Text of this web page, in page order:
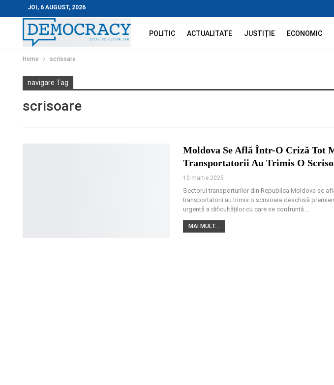
JOI, 6 AUGUST, 2026
POLITIC ACTUALITATE JUSTIȚIE ECONOMIC
Home scrisoare
navigare Tag
scrisoare
Moldova Se Află Într-O Criză Tot
Transportatorii Au Trimis O
10 martie 2025
Sectorul transporturilor din Republica Moldova se
transportatorii au trimis o scrisoare deschisă
urgentă a dificultăților cu care se confruntă.
MAI MULT...